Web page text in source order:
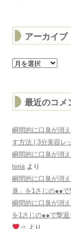
アーカイブ
ア
ー
最近のコメ
瞬間的に口臭が消
す方法 | 3分美容レ
瞬間的に口臭が消
teria より
瞬間的に口臭が消
臭」を1さじの●●で
瞬間的に口臭が消
を1さじの●●で撃
⇒ より